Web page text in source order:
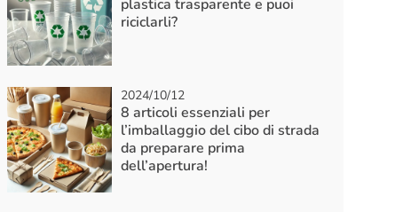
plastica trasparente e puoi
riciclarli?
2024/10/12
8 articoli essenziali per
l’imballaggio del cibo di strada
da preparare prima
dell’apertura!